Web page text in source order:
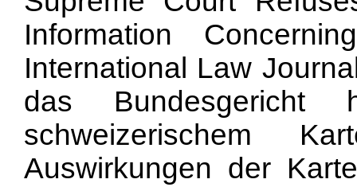
Information
International Law
das
schweizerischem
Auswirkungen der